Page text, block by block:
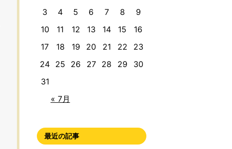
« 7月
3
4 5 6 7 8
9
10
11 12 13 14 15
16
17
18 19 20 21 22
23
24 25 26 27 28 29
30
31
最近の記事